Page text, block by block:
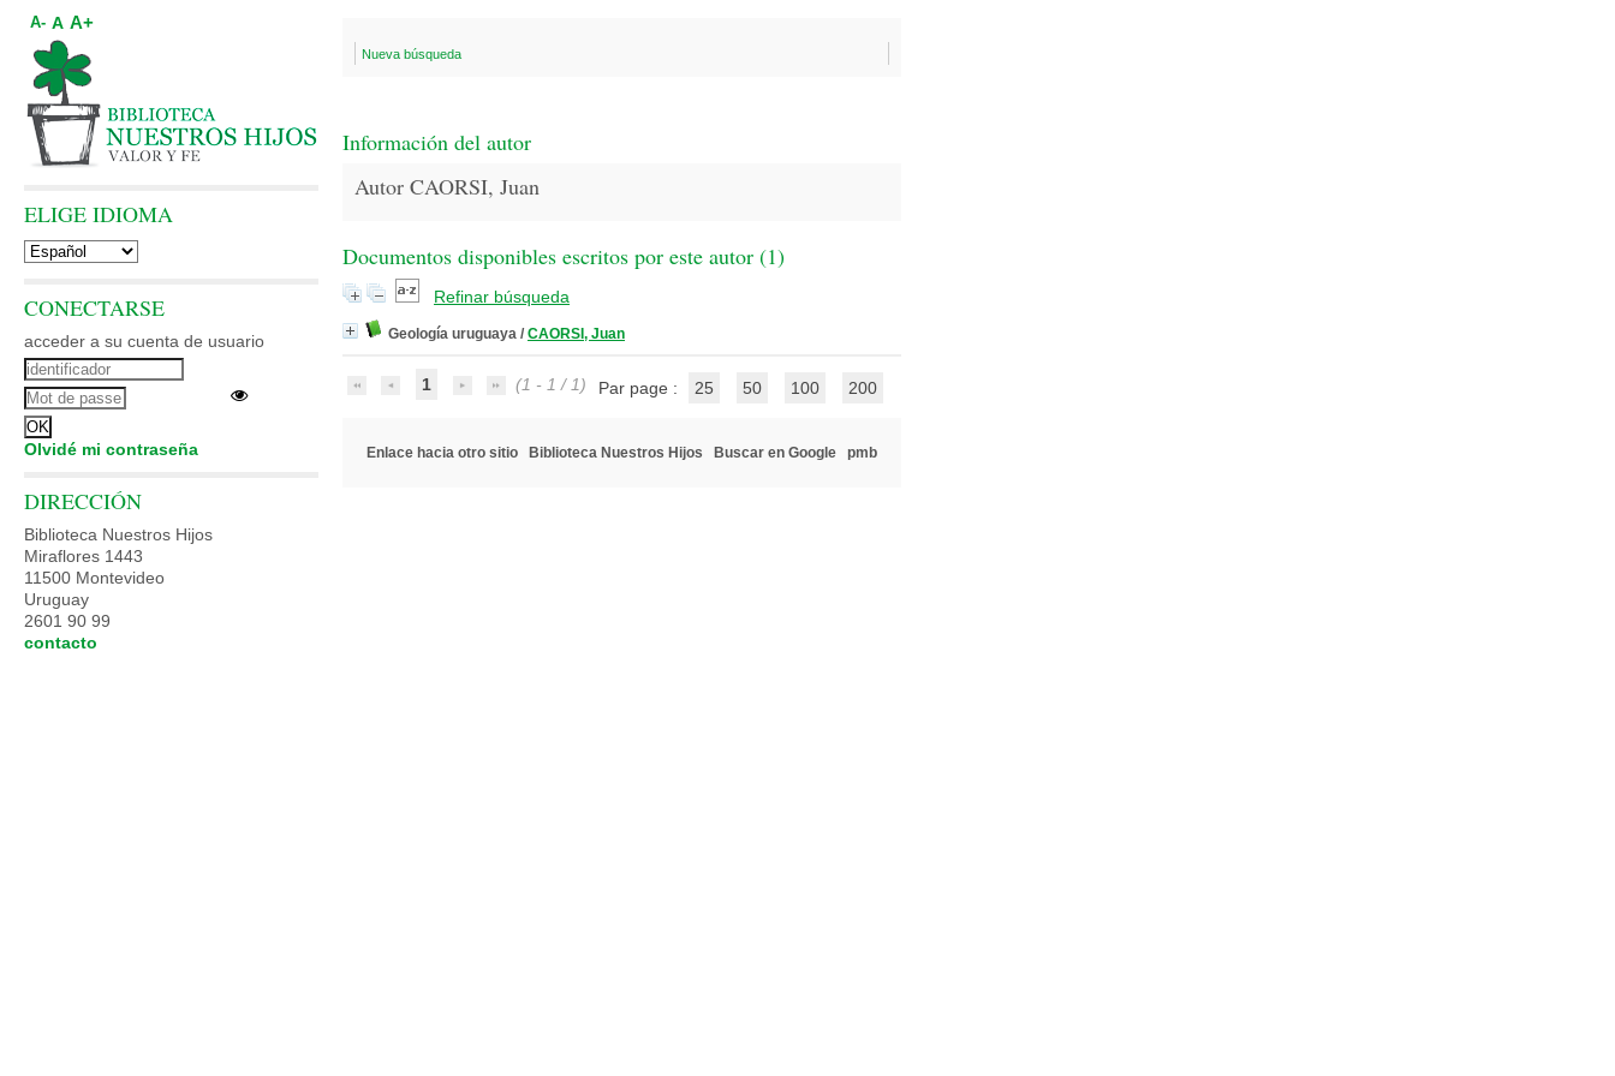
Nueva búsqueda
Información del autor
Autor CAORSI, Juan
Documentos disponibles escritos por este autor (1)
Refinar búsqueda
Geología uruguaya / CAORSI, Juan
1 (1 - 1 / 1) Par page : 25 50 100 200
Enlace hacia otro sitio Biblioteca Nuestros Hijos Buscar en Google pmb
A- A A+
ELIGE IDIOMA
CONECTARSE
acceder a su cuenta de usuario
Olvidé mi contraseña
DIRECCIÓN
Biblioteca Nuestros Hijos
Miraflores 1443
11500 Montevideo
Uruguay
2601 90 99
contacto